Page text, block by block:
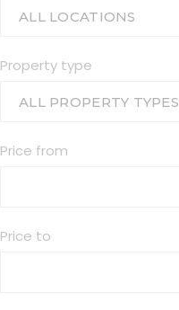
ALL LOCATIONS
Property type
ALL PROPERTY TYPES
Price from
Price to